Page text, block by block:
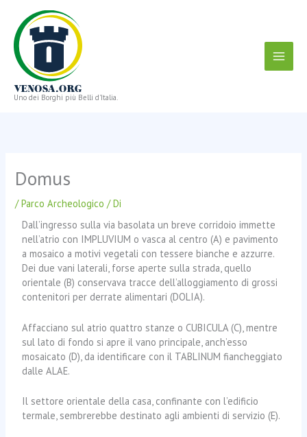
contenuto
Uno dei Borghi più Belli d'Italia.
Domus
/Parco Archeologico / Di
Dall’ingresso sulla via basolata un breve corridoio immette
nell’atrio con IMPLUVIUM o vasca al centro (A) e pavimento
a mosaico a motivi vegetali con tessere bianche e azzurre.
Dei due vani laterali, forse aperte sulla strada, quello
orientale (B) conservava tracce dell’alloggiamento di grossi
contenitori per derrate alimentari (DOLIA).
Affacciano sul atrio quattro stanze o CUBICULA (C), mentre
sul lato di fondo si apre il vano principale, anch’esso
mosaicato (D), da identificare con il TABLINUM fiancheggiato
dalle ALAE.
Il settore orientale della casa, confinante con l’edificio
termale, sembrerebbe destinato agli ambienti di servizio (E).